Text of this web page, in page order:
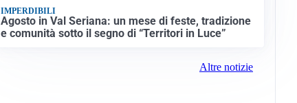
IMPERDIBILI
Agosto in Val Seriana: un mese di feste, tradizione
e comunità sotto il segno di “Territori in Luce”
Altre notizie